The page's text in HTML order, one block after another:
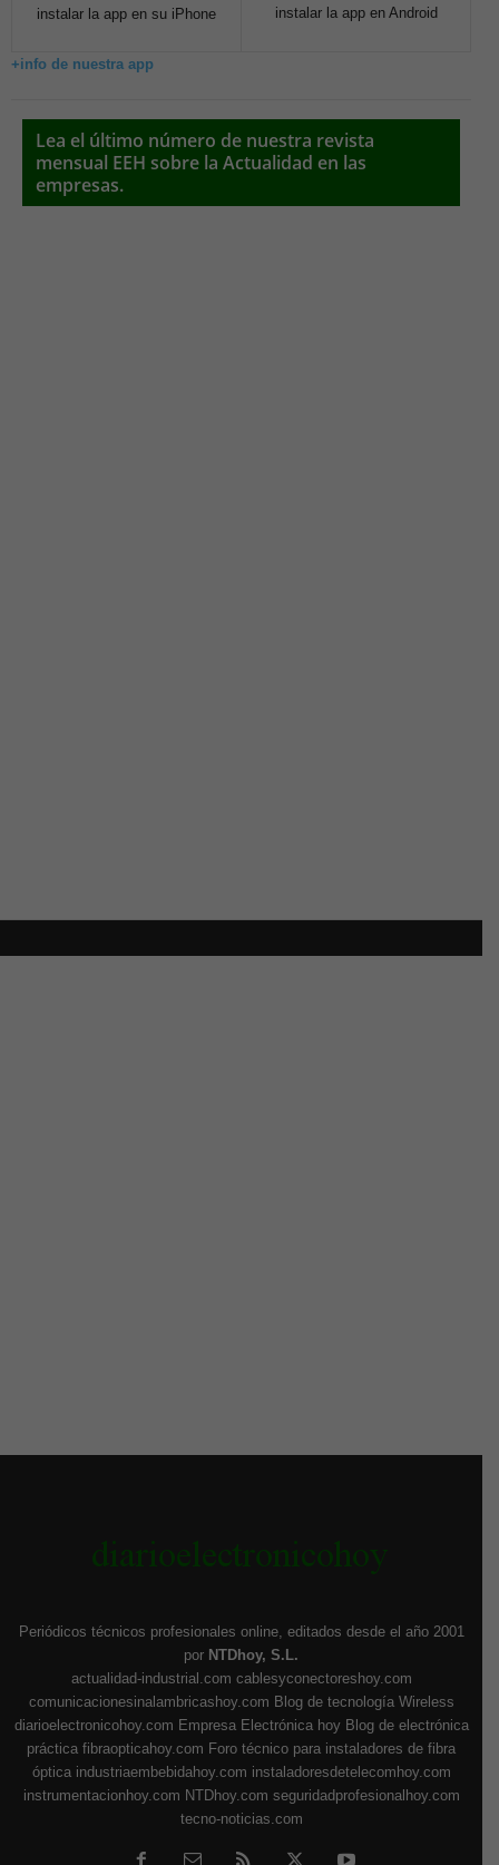
instalar la app en su iPhone
instalar la app en Android
+info de nuestra app
Lea el último número de nuestra revista
mensual EEH sobre la Actualidad en las
empresas.
Periódicos técnicos profesionales online, editados desde el año 2001
por NTDhoy, S.L.
actualidad-industrial.com cablesyconectoreshoy.com
comunicacionesinalambricashoy.com Blog de tecnología Wireless
diarioelectronicohoy.com Empresa Electrónica hoy Blog de electrónica
práctica fibraopticahoy.com Foro técnico para instaladores de fibra
óptica industriaembebidahoy.com instaladoresdetelecomhoy.com
instrumentacionhoy.com NTDhoy.com seguridadprofesionalhoy.com
tecno-noticias.com